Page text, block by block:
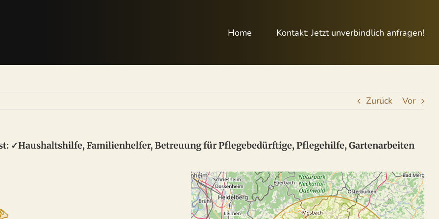
Home Kontakt: Jetzt unverbindlich anfragen!
Zurück Vor
✓Haushaltshilfe, Familienhelfer, Betreuung für Pflegebedürftige, Pflegehilfe, Gartenarbeiten